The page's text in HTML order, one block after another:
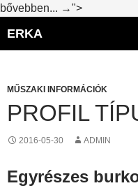
Profil
bővebben... →">Kilépés
ERKA
MŰSZAKI INFORMÁCIÓK
PROFIL
2016-05-30 ADMIN
Egyrészes